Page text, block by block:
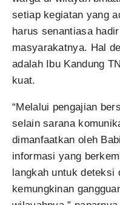
setiap kegiatan yang
harus senantiasa
masyarakatnya. Hal
adalah Ibu Kandung
kuat.
“Melalui pengajian
selain sarana
dimanfaatkan oleh
informasi yang
langkah untuk deteksi
kemungkinan